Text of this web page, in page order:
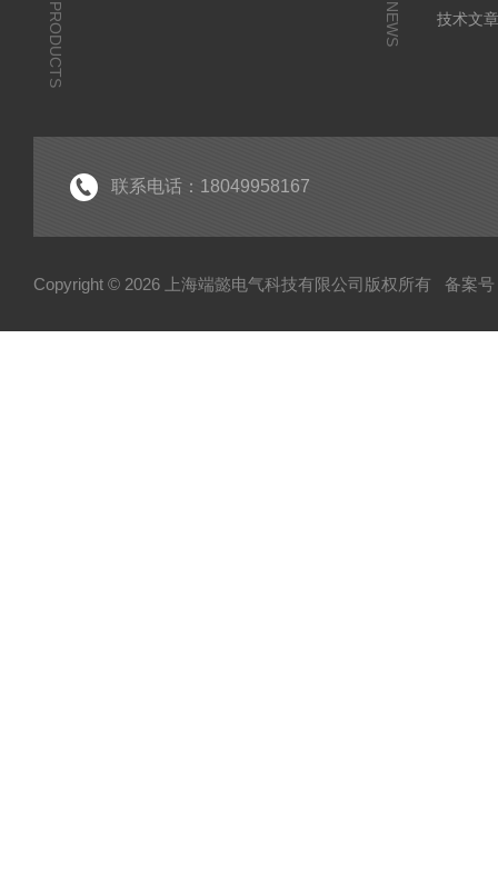
PRODUCTS NEWS
技术文
联系电话：18049958167
Copyright © 2026 上海端懿电气科技有限公司版权所有 备案号